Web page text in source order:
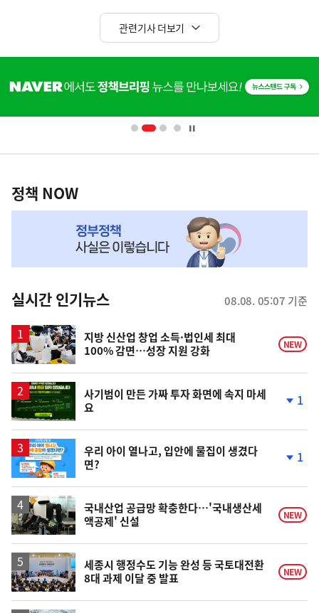
관련기사 더보기
단
영
책
NOW,
뉴
스
정책 NOW
실시간 인기뉴스 08.08. 05:07 기준
지방 신산업 창업 소득·법인세 최대
100% 감면…성장 지원 강화
NEW
사기범이 만든 가짜 투자 화면에 속지 마세
요
1
우리 아이 열나고, 입안에 물집이 생겼다
면?
락
1
국내산업 공급망 확충한다…'국내생산세
액공제' 신설
NEW
세종시 행정수도 기능 완성 등 국토대전환
8대 과제 이달 중 발표
NEW